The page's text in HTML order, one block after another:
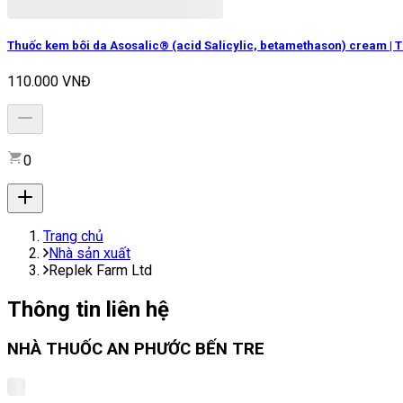
Thuốc kem bôi da Asosalic® (acid Salicylic, betamethason) cream |
110.000 VNĐ
0
Trang chủ
Nhà sản xuất
Replek Farm Ltd
Thông tin liên hệ
NHÀ THUỐC AN PHƯỚC BẾN TRE